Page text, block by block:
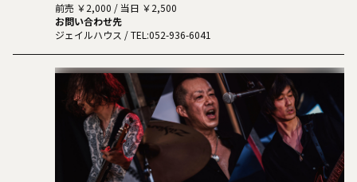
AMOmilion
モードラ
前売 ￥2,000 / 当日 ￥2,500
お問い合わせ先
ジェイルハウス / TEL:052-936-6041